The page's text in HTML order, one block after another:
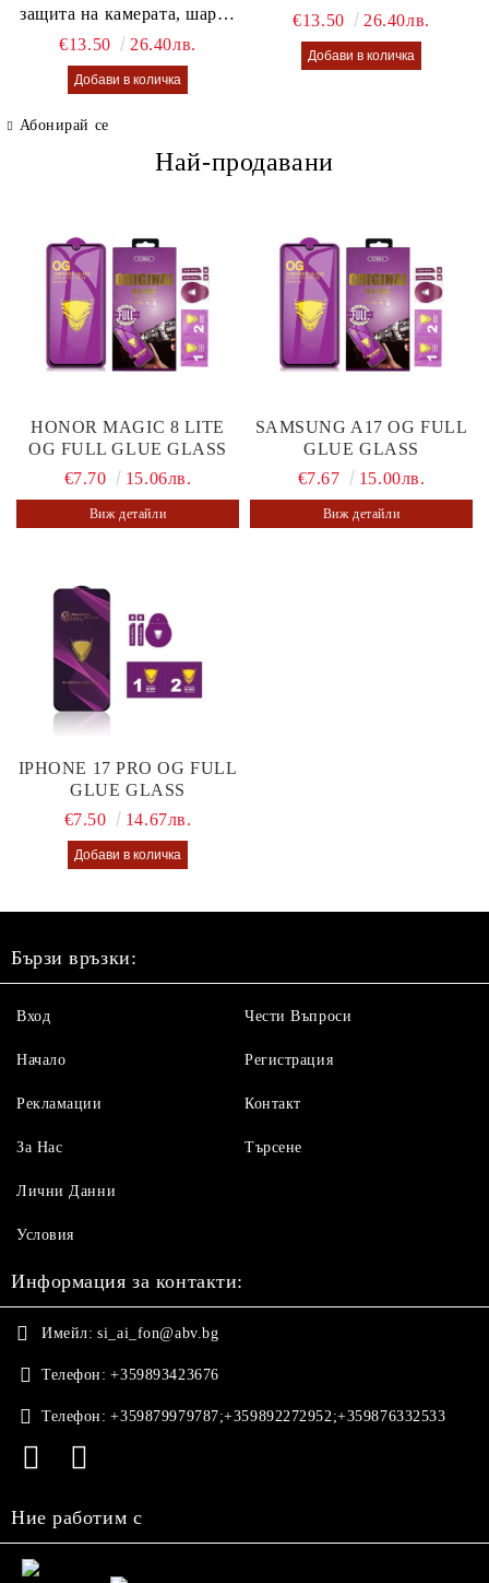
защита на камерата, шарен
калъф Lusi case
€13.50 26.40лв.
€13.50
26.40лв.
Абонирай се
Най-продавани
HONOR MAGIC 8 LITE
OG FULL GLUE GLASS
€7.70
15.06лв.
Виж детайли
SAMSUNG A17 OG FULL
GLUE GLASS
€7.67
15.00лв.
Виж детайли
IPHONE 17 PRO OG FULL
GLUE GLASS
€7.50
14.67лв.
Бързи връзки:
Вход
Начало
Рекламации
За Нас
Чести Въпроси
Регистрация
Контакт
Търсене
Лични Данни
Условия
Информация за контакти:
Имейл: si_ai_fon@abv.bg
Телефон: +359893423676
Телефон: +359879979787;+359892272952;+359876332533
Ние работим с